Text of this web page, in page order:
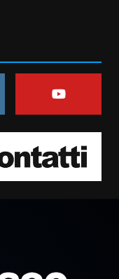
“Fasano in